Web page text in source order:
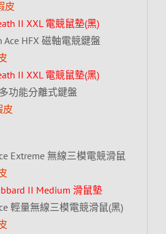
皮
II XXL 電競鼠墊(黑)
Ace HFX 磁軸電競鍵盤
II XXL 電競鼠墊(黑)
多功能分離式鍵盤
皮
Extreme 無線三模電競滑鼠
II Medium 滑鼠墊
輕量無線三模電競滑鼠(黑)